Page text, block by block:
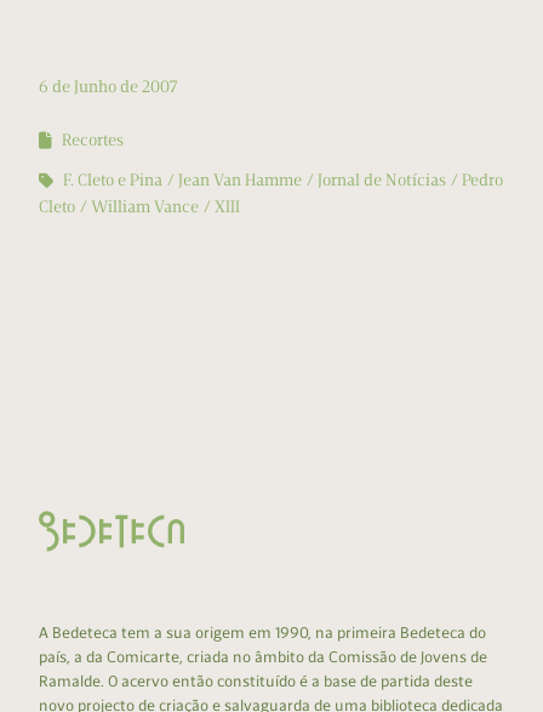
6 de Junho de 2007
Recortes
F. Cleto e Pina
Jean Van Hamme Jornal de Notícias
Pedro
Cleto
William Vance XIII
A Bedeteca tem a sua origem em 1990, na primeira Bedeteca do
país, a da Comicarte, criada no âmbito da Comissão de Jovens de
Ramalde. O acervo então constituído é a base de partida deste
novo projecto de criação e salvaguarda de uma biblioteca dedicada